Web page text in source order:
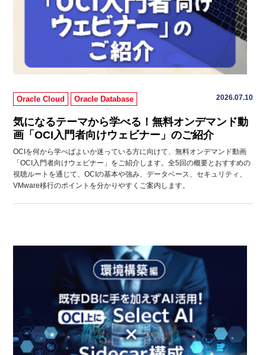
Oracle Cloud Oracle Database 2026.07.10
気になるテーマから学べる！無料オンデマンド動
画「OCI入門者向けウェビナー」のご紹介
OCIを何から学べばよいか迷っている方に向けて、無料オンデマンド動画
「OCI入門者向けウェビナー」をご紹介します。全5回の概要とおすすめの
視聴ルートを通じて、OCIの基本や強み、データベース、セキュリティ、
VMware移行のポイントを分かりやすくご案内します。